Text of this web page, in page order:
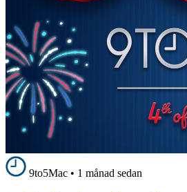
9to5Mac • 1 månad sedan